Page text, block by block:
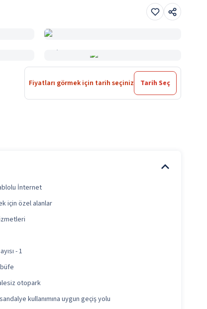
Fiyatları görmek için tarih seçiniz Tarih Seç
İnternet
için özel alanlar
- 1
otopark
kullanımına uygun geçiş yolu